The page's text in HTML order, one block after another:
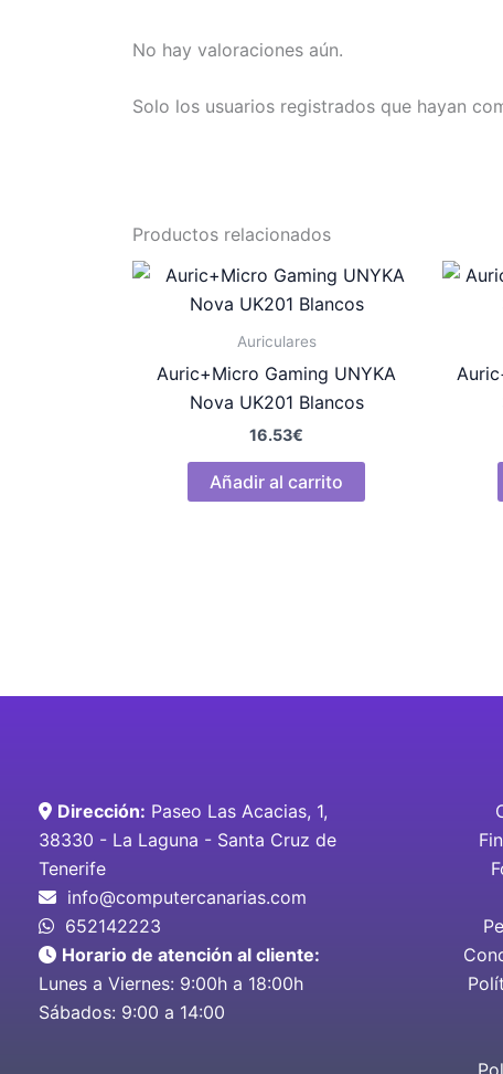
No hay valoraciones aún.
Solo los usuarios registrados que hayan
Productos relacionados
Auriculares
Auric+Micro Gaming UNYKA
Nova UK201 Blancos
16.53€
Añadir al carrito
Dirección: Paseo Las Acacias, 1,
38330 - La Laguna - Santa Cruz de
Tenerife
info@computercanarias.com
652142223
Horario de atención al cliente:
Lunes a Viernes: 9:00h a 18:00h
Sábados: 9:00 a 14:00